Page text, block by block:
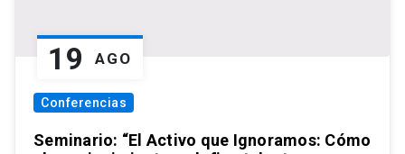
19 AGO
Conferencias
Seminario: “El Activo que Ignoramos: Cómo